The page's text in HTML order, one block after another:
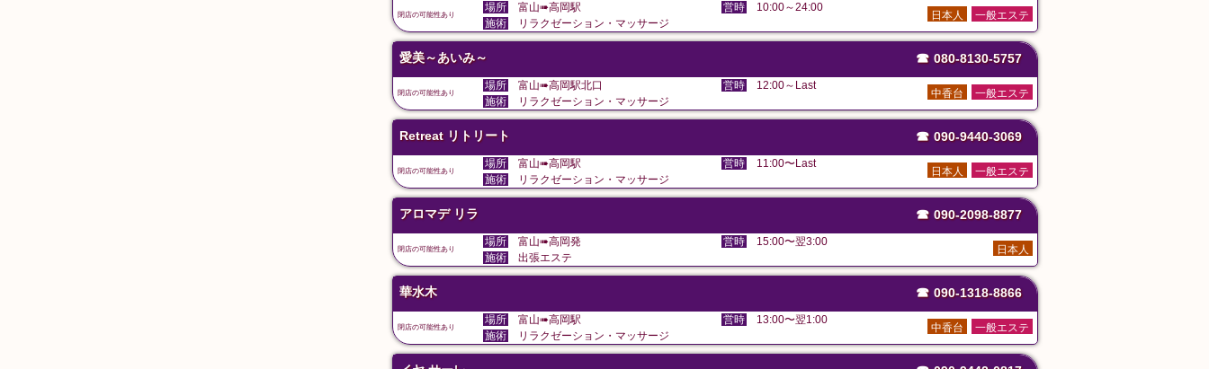
閉店の可能性あり
場所 富山➠高岡駅 営時 10:00～24:00
一般エステ
日本人
施術 リラクゼーション・マッサージ
愛美～あいみ～ ☎ 080-8130-5757
閉店の可能性あり
場所 富山➠高岡駅北口 営時 12:00～Last
一般エステ
中香台
施術 リラクゼーション・マッサージ
Retreat リトリート ☎ 090-9440-3069
閉店の可能性あり
場所 富山➠高岡駅 営時 11:00〜Last
一般エステ
日本人
施術 リラクゼーション・マッサージ
アロマデ リラ ☎ 090-2098-8877
閉店の可能性あり
場所 富山➠高岡発 営時 15:00〜翌3:00
日本人
施術 出張エステ
華水木 ☎ 090-1318-8866
閉店の可能性あり
場所 富山➠高岡駅 営時 13:00〜翌1:00
一般エステ
中香台
施術 リラクゼーション・マッサージ